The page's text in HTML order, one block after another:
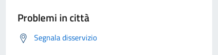
Problemi in città
Segnala disservizio